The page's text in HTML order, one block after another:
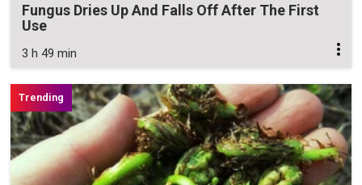
Fungus Dries Up And Falls Off After The First
Use
3 h 49 min